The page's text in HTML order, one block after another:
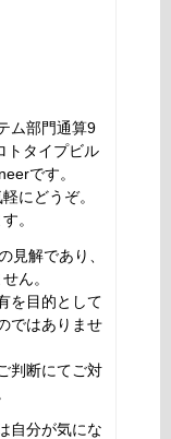
ム部門通算9
トタイプビル
です。
にどうぞ。
。
見解であり、
ん。
を目的として
ではありませ
判断にてご対
自分が気にな